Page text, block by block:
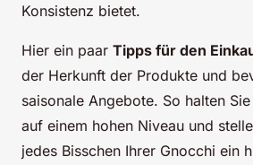
Konsistenz bietet.
Hier ein paar Tipps für den
der Herkunft der Produkte und
saisonale Angebote. So halten
auf einem hohen Niveau und
jedes Bisschen Ihrer Gnocchi ein